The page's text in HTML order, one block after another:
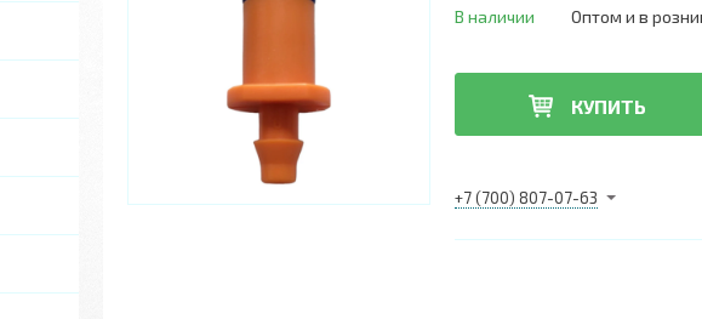
В наличии Оптом и в
КУПИТЬ
+7 (700) 807-07-63